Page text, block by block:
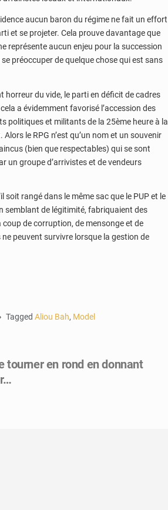
aucun baron du régime ne fait un effort
et se projeter. Cela prouve davantage que
représente aucun enjeu pour la succession
préoccuper de quelque chose qui est sans
horreur du vide, le parti en déficit de cadres
a évidemment favorisé l’accession des
politiques et militants de la 25ème heure à la
Alors le RPG n’est qu’un nom et un souvenir
(bien que respectables) qui se sont
un groupe d’arrivistes et de vendeurs
soit rangé dans le même sac que le PUP et le
semblant de légitimité, fabriquaient des
de corruption, de mensonge et de
ne peuvent survivre lorsque la gestion de
Tagged Aliou Bah, Model
tourner en rond en donnant